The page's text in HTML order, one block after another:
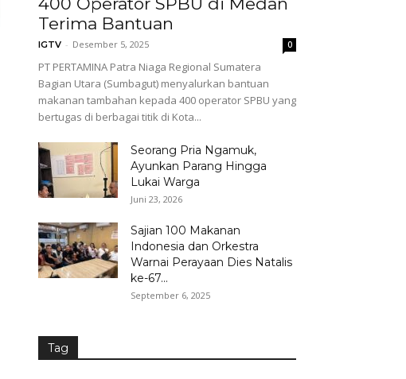
Terima Bantuan
IGTV - Desember 5, 2025 0
PT PERTAMINA Patra Niaga Regional Sumatera
Bagian Utara (Sumbagut) menyalurkan bantuan
makanan tambahan kepada 400 operator SPBU yang
bertugas di berbagai titik di Kota...
Seorang Pria Ngamuk,
Ayunkan Parang Hingga
Lukai Warga
Juni 23, 2026
Sajian 100 Makanan
Indonesia dan Orkestra
Warnai Perayaan Dies Natalis
ke-67...
September 6, 2025
Tag